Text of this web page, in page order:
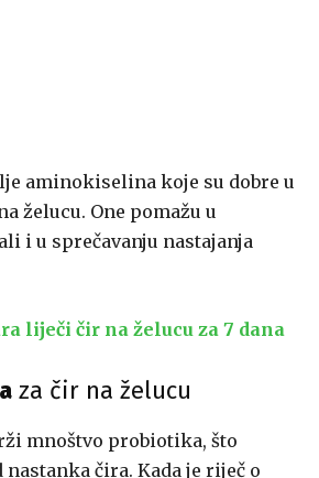
aminokiselina koje su dobre u
želucu. One pomažu u
i u sprečavanju nastajanja
liječi čir na želucu za 7 dana
za čir na želucu
mnoštvo probiotika, što
čira. Kada je riječ o